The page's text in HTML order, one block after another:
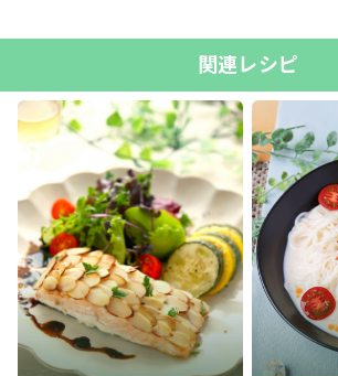
関連レシピ